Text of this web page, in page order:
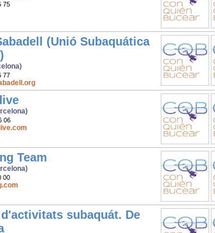
75
(Unió Subaquática
77
06
Team
00
subaquát. De